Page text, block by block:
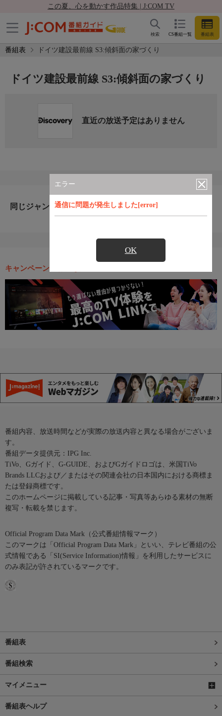
この夏、心を動かす作品特集 | J:COM TV
CS番組一覧 番組表
検索
番組表 ドイツ建設最前線 S3:傾斜面の家づくり
エラー
通信に問題が発生しました[error]
OK
ドイツ建設最前線 S3:傾斜面の家づくり
直近の放送予定はありません
同じジャンルのおすすめ番組
キャンペーン・お得な情報
番組内容、放送時間などが実際の放送内容と異なる場合がございま
す。
番組データ提供元：IPG Inc.
TiVo、Gガイド、G-GUIDE、およびGガイドロゴは、米国TiVo
Brands LLCおよび／またはその関連会社の日本国内における商標ま
たは登録商標です。
このホームページに掲載している記事・写真等あらゆる素材の無断
複写・転載を禁じます。
Official Program Data Mark（公式番組情報マーク）
このマークは「Official Program Data Mark」といい、テレビ番組の公
式情報である「SI(Service Information)情報」を利用したサービスに
のみ表記が許されているマークです。
番組表
番組検索
マイメニュー
番組表ヘルプ